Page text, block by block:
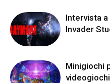
Intervista
Invader
Minigiochi
videogiochi